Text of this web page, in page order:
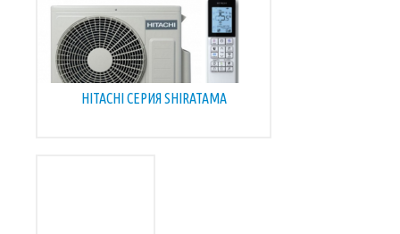
HITACHI СЕРИЯ SHIRATAMA